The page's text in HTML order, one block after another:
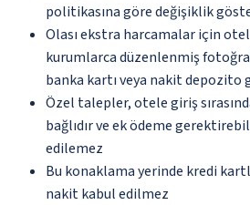
politikasına göre değişiklik
Olası ekstra harcamalar için
kurumlarca düzenlenmiş
banka kartı veya nakit depozito
Özel talepler, otele giriş
bağlıdır ve ek ödeme
edilemez
Bu konaklama yerinde kredi
nakit kabul edilmez